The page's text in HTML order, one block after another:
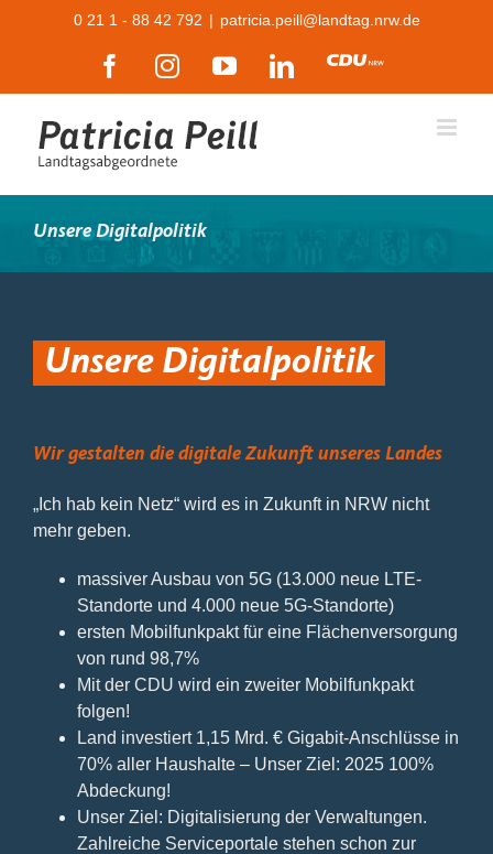
0 21 1 - 88 42 792 | patricia.peill@landtag.nrw.de
FacebookInstagramYouTubeLinkedIn
CDU
Unsere Digitalpolitik
Unsere Digitalpolitik
Wir gestalten die digitale Zukunft unseres Landes
„Ich hab kein Netz“ wird es in Zukunft in NRW nicht
mehr geben.
massiver Ausbau von 5G (13.000 neue LTE-
Standorte und 4.000 neue 5G-Standorte)
ersten Mobilfunkpakt für eine Flächenversorgung
von rund 98,7%
Mit der CDU wird ein zweiter Mobilfunkpakt
folgen!
Land investiert 1,15 Mrd. € Gigabit-Anschlüsse in
70% aller Haushalte – Unser Ziel: 2025 100%
Abdeckung!
Unser Ziel: Digitalisierung der Verwaltungen.
Zahlreiche Serviceportale stehen schon zur